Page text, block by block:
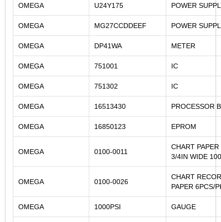
OMEGA U24Y175 POWER
OMEGA MG27CCDDEEF POWER
OMEGA DP41WA METER
OMEGA 751001 IC
OMEGA 751302 IC
OMEGA 16513430 PROCESSOR
OMEGA 16850123 EPROM
OMEGA 0100-0011
CHART
3/4IN WIDE
OMEGA 0100-0026
CHART
PAPER 6PCS/
OMEGA 1000PSI GAUGE